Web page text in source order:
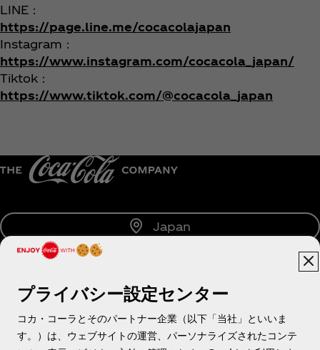
LINE：
https://page.line.me/cocacolajapan
Instagram：
https://www.instagram.com/cocacola_japan/
Tiktok：
https://www.tiktok.com/@cocacola_japan
Japan
About us
プライバシー設定センター
コカ・コーラとそのパートナー企業（以下「当社」といいま
す。）は、ウェブサイトの運営、パーソナライズされたコンテ